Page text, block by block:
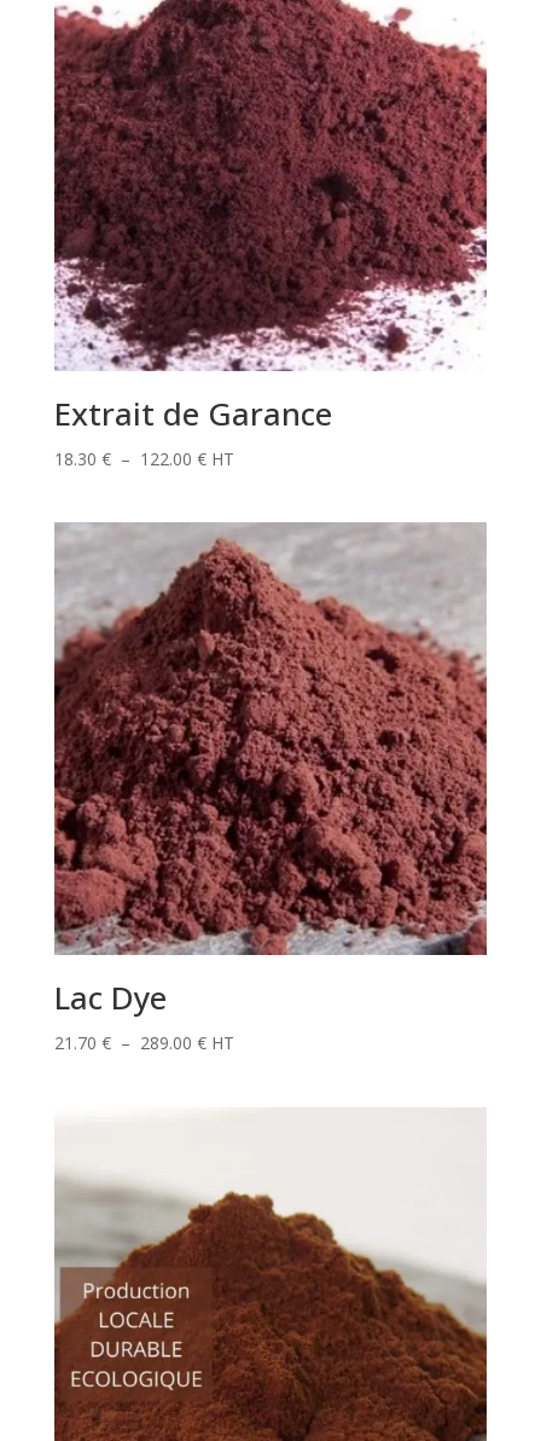
Extrait de Garance
18.30 € – 122.00 €Plage
18.30 €
à
122.00 €
HT
Lac Dye
21.70 € – 289.00 €Plage
HT